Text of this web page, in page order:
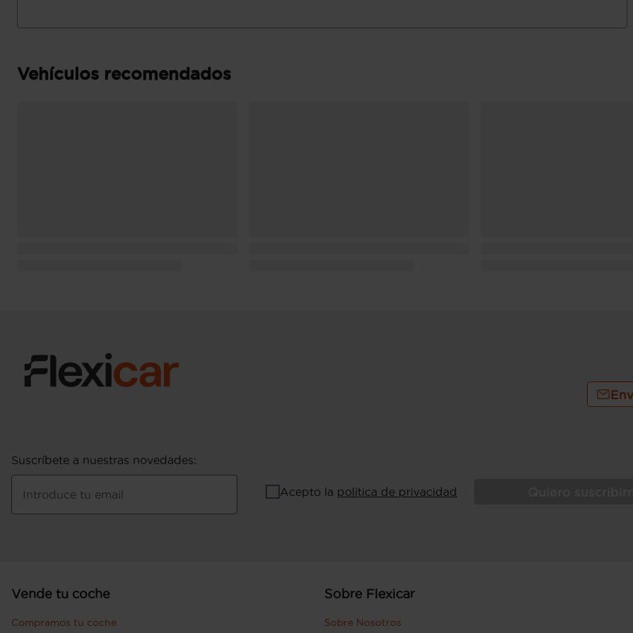
Vehículos recomendados
Suscríbete a nuestras novedades:
Introduce tu email Acepto la política de privacidad
Vende tu coche
Compramos tu coche
Sobre Flexicar
Sobre Nosotros